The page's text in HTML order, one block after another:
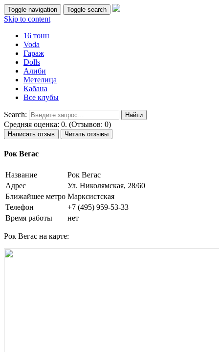
Toggle navigation Toggle search
Skip to content
16 тонн
Voda
Гараж
Dolls
Алиби
Метелица
Кабана
Все клубы
Search:
Средняя оценка: 0. (Отзывов: 0)
Написать отзыв Читать отзывы
Рок Вегас
Название
Рок Вегас
Адрес
Ул. Николямская, 28/60
Ближайшее метро Марксистская
Телефон
+7 (495) 959-53-33
Время работы
нет
Рок Вегас на карте: